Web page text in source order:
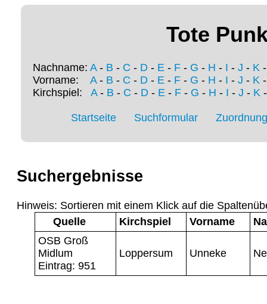
Tote
Nachname: A- B - C - D - E - F - G - H - I - J - K
Vorname: A- B - C - D - E - F - G - H - I - J - K
Kirchspiel: A- B - C - D- E- F- G - H - I - J - K
Startseite Suchformular
Suchergebnisse
Hinweis: Sortieren mit einem Klick auf die
Quelle
Kirchspiel Vorname
OSB Groß
Midlum
Eintrag: 951
Loppersum Unneke